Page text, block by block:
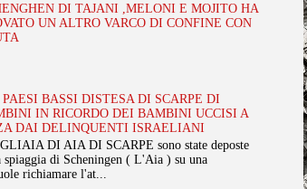
DI TAJANI ,MELONI E MOJITO HA
UN ALTRO VARCO DI CONFINE CON
BASSI DISTESA DI SCARPE DI
IN RICORDO DEI BAMBINI UCCISI A
DAI DELINQUENTI ISRAELIANI
DI AIA DI SCARPE sono state deposte
spiaggia di Scheningen ( L'Aia ) su una
richiamare l'at...